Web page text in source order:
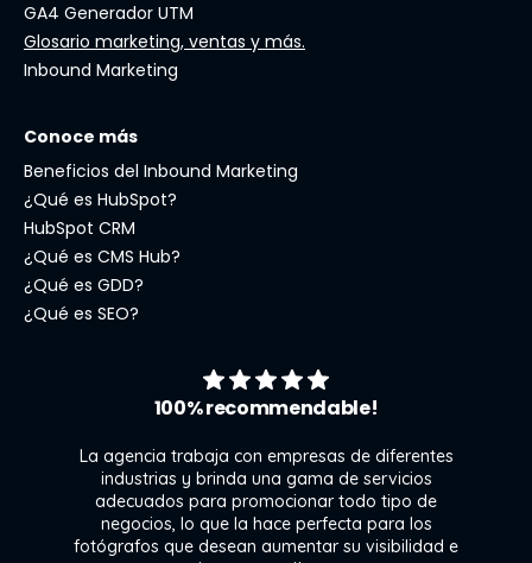
GA4 Generador UTM
Glosario marketing, ventas y más.
Inbound Marketing
Conoce más
Beneficios del Inbound Marketing
¿Qué es HubSpot?
HubSpot CRM
¿Qué es CMS Hub?
¿Qué es GDD?
¿Qué es SEO?
100% recommendable!
La agencia trabaja con empresas de diferentes
industrias y brinda una gama de servicios
adecuados para promocionar todo tipo de
negocios, lo que la hace perfecta para los
fotógrafos que desean aumentar su visibilidad e